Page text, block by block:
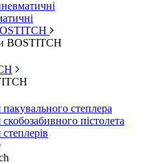
BOSTITCH
степлера
пістолета